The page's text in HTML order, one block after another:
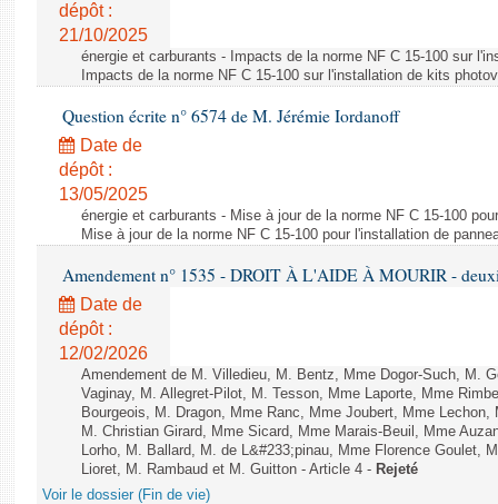
dépôt :
21/10/2025
énergie et carburants - Impacts de la norme NF C 15-100 sur
Impacts de la norme NF C 15-100 sur l'installation de kits
Question écrite n° 6574 de M. Jérémie Iordanoff
Date de
dépôt :
13/05/2025
énergie et carburants - Mise à jour de la norme NF C 15-100
Mise à jour de la norme NF C 15-100 pour l'installation de
Amendement n° 1535 - DROIT À L'AIDE À MOURIR -
Date de
dépôt :
12/02/2026
Amendement de M. Villedieu, M. Bentz, Mme Dogor-Such, M.
Vaginay, M. Allegret-Pilot, M. Tesson, Mme Laporte, Mme
Bourgeois, M. Dragon, Mme Ranc, Mme Joubert, Mme
M. Christian Girard, Mme Sicard, Mme Marais-Beuil, Mme
Lorho, M. Ballard, M. de L&#233;pinau, Mme Florence Goulet,
Lioret, M. Rambaud et M. Guitton - Article 4 - Rejeté
Voir le dossier (Fin de vie)